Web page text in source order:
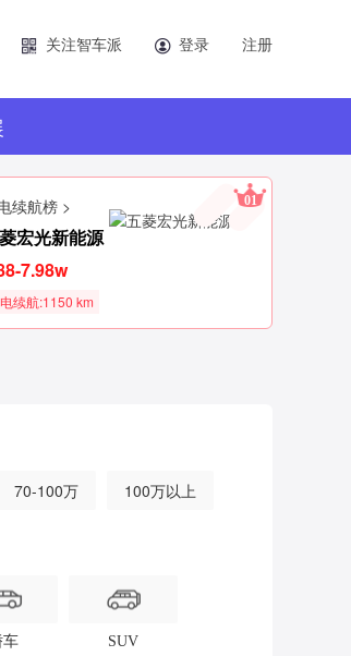
关注智车派 登录 注册
续航榜 >
宏光新能源
7.98w
续航:1150 km
01
70-100万 100万以上
车 SUV